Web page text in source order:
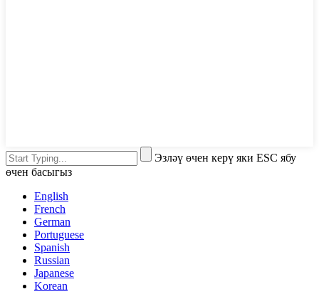
Эзләү өчен керү яки ESC ябу
өчен басыгыз
English
French
German
Portuguese
Spanish
Russian
Japanese
Korean